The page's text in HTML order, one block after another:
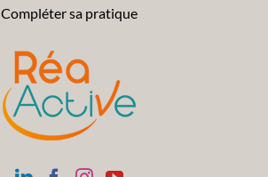
Compléter sa pratique